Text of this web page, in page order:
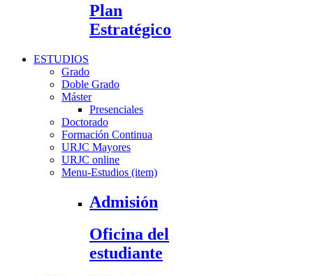
Plan
Estratégico
ESTUDIOS
Grado
Doble Grado
Máster
Presenciales
Doctorado
Formación Continua
URJC Mayores
URJC online
Menu-Estudios (item)
Admisión
Oficina del
estudiante